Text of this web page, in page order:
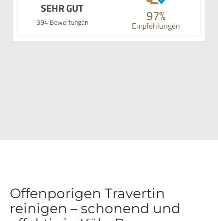
SEHR GUT
394 Bewertungen 97%
Empfehlungen
Offenporigen Travertin
reinigen – schonend und